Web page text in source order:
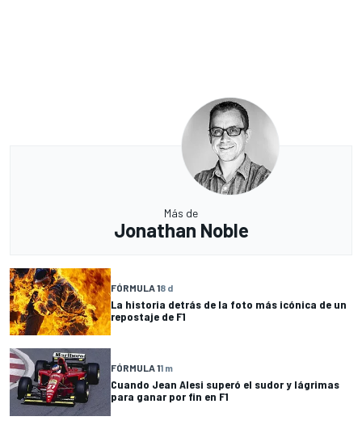
Más de
Jonathan Noble
FÓRMULA 18 d
La historia detrás de la foto más icónica de un
repostaje de F1
FÓRMULA 11 m
Cuando Jean Alesi superó el sudor y lágrimas
para ganar por fin en F1